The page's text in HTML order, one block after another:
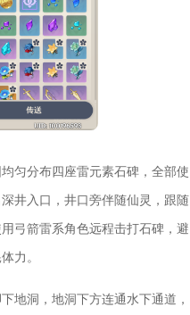
匀分布四座雷元素石碑，全部使
井入口，井口旁伴随仙灵，跟随
弓箭雷系角色远程击打石碑，避
力。
地洞，地洞下方连通水下通道，